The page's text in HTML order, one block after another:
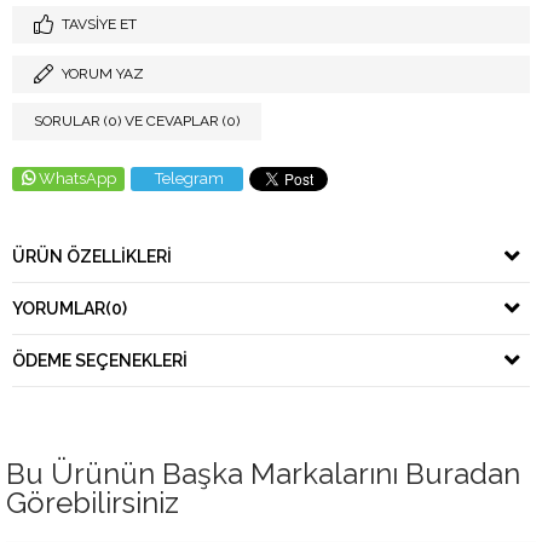
TAVSIYE ET
YORUM YAZ
SORULAR (0) VE CEVAPLAR (0)
WhatsApp Telegram
ÜRÜN ÖZELLIKLERI
YORUMLAR(0)
ÖDEME SEÇENEKLERI
Bu Ürünün Başka Markalarını Buradan
Görebilirsiniz